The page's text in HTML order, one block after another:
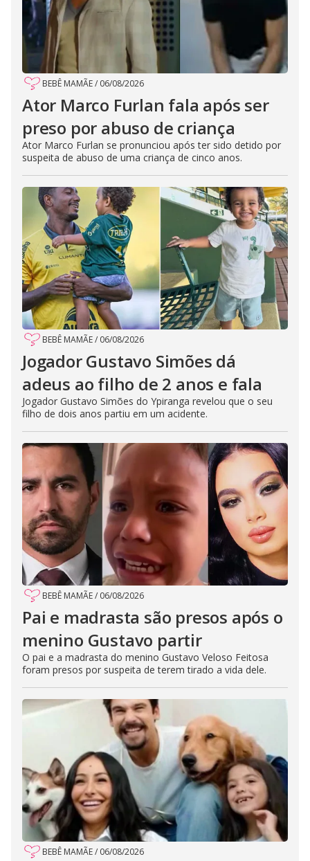
BEBÊ MAMÃE/ 06/08/2026
Ator Marco Furlan fala após ser
preso por abuso de criança
Ator Marco Furlan se pronunciou após ter sido detido por
suspeita de abuso de uma criança de cinco anos.
BEBÊ MAMÃE/ 06/08/2026
Jogador Gustavo Simões dá
adeus ao filho de 2 anos e fala
Jogador Gustavo Simões do Ypiranga revelou que o seu
filho de dois anos partiu em um acidente.
BEBÊ MAMÃE/ 06/08/2026
Pai e madrasta são presos após o
menino Gustavo partir
O pai e a madrasta do menino Gustavo Veloso Feitosa
foram presos por suspeita de terem tirado a vida dele.
BEBÊ MAMÃE/ 06/08/2026